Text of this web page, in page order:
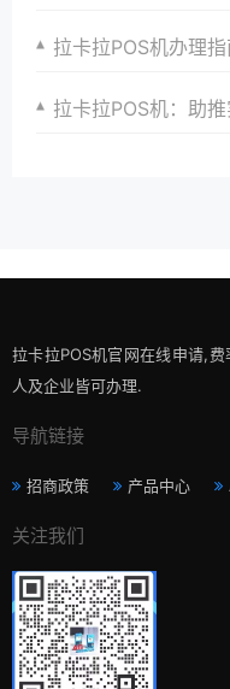
拉卡拉POS机办理
拉卡拉POS机：助
拉卡拉POS机官网在线申请,
人及企业皆可办理.
导航链接
招商政策 产品中心
关注我们